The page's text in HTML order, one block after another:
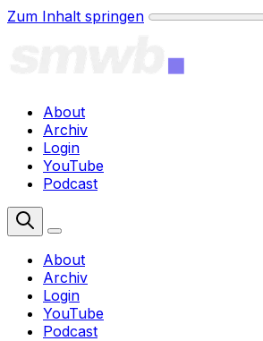
Zum Inhalt springen
About
Archiv
Login
YouTube
Podcast
About
Archiv
Login
YouTube
Podcast